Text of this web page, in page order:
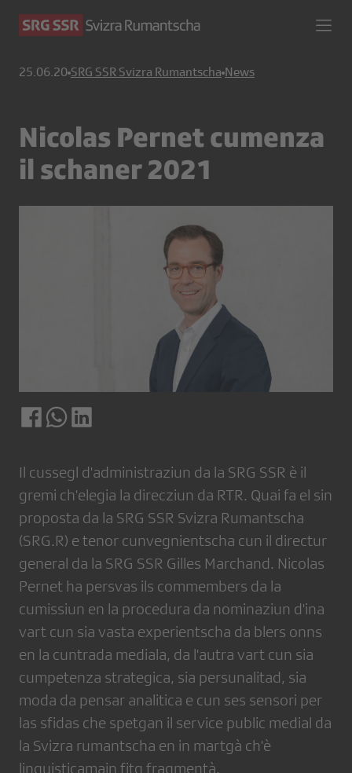
25.06.20 SRG SSR Svizra Rumantscha News
Nicolas Pernet cumenza
il schaner 2021
Il cussegl d'administraziun da la SRG SSR è il
gremi ch'elegia la direcziun da RTR. Quai fa el sin
proposta da la SRG SSR Svizra Rumantscha
(SRG.R) e tenor cunvegnientscha cun il directur
general da la SRG SSR Gilles Marchand. Nicolas
Pernet ha persvas ils commembers da la
cumissiun en la procedura da nominaziun d'ina
vart cun sia vasta experientscha da blers onns
en la cuntrada mediala, da l'autra vart cun sia
cumpetenza strategica, sia persunalitad, sia
moda da pensar analitica e cun ses sensori per
las sfidas che spetgan il service public medial da
la Svizra rumantscha en in martgà ch'è
linguisticamain fitg fragmentà.